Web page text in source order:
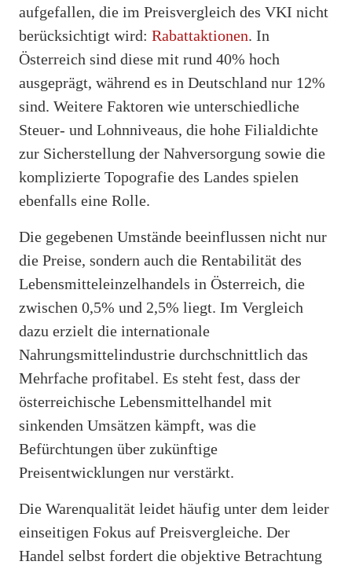
aufgefallen, die im Preisvergleich des VKI nicht
berücksichtigt wird: Rabattaktionen. In
Österreich sind diese mit rund 40% hoch
ausgeprägt, während es in Deutschland nur 12%
sind. Weitere Faktoren wie unterschiedliche
Steuer- und Lohnniveaus, die hohe Filialdichte
zur Sicherstellung der Nahversorgung sowie die
komplizierte Topografie des Landes spielen
ebenfalls eine Rolle.
Die gegebenen Umstände beeinflussen nicht nur
die Preise, sondern auch die Rentabilität des
Lebensmitteleinzelhandels in Österreich, die
zwischen 0,5% und 2,5% liegt. Im Vergleich
dazu erzielt die internationale
Nahrungsmittelindustrie durchschnittlich das
Mehrfache profitabel. Es steht fest, dass der
österreichische Lebensmittelhandel mit
sinkenden Umsätzen kämpft, was die
Befürchtungen über zukünftige
Preisentwicklungen nur verstärkt.
Die Warenqualität leidet häufig unter dem leider
einseitigen Fokus auf Preisvergleiche. Der
Handel selbst fordert die objektive Betrachtung